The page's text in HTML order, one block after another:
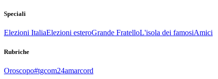
Speciali
Elezioni ItaliaElezioni esteroGrande FratelloL'isola dei famosiAmici
Rubriche
Oroscopo#tgcom24amarcord